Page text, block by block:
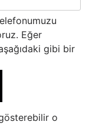
Eğer
gibi bir
o